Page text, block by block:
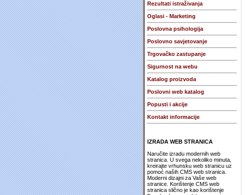
Rezultati istraživanja
Oglasi - Marketing
Poslovna psihologija
Poslovno savjetovanje
Trgovačko zastupanje
Sigurnost na webu
Katalog proizvoda
Poslovni web katalog
Popusti i akcije
Kontakt informacije
IZRADA WEB STRANICA
Naručite izradu modernih web
stranica. U svega nekoliko minuta,
kreirajte vrhunsku web stranicu uz
pomoć naših CMS web stranica.
Moderni dizajni za Vaše web
stranice. Korištenje CMS web
stranica slično je kao korištenje